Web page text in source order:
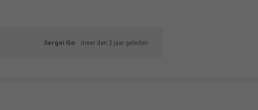
Sergei Go meer dan 2 jaar geleden